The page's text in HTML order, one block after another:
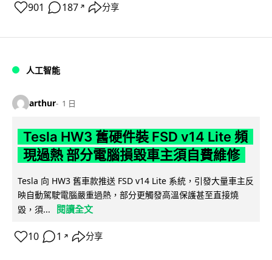
901 187 ↗ 分享
人工智能
arthur 1 日
Tesla HW3 舊硬件裝 FSD v14 Lite 頻
現過熱 部分電腦損毀車主須自費維修
Tesla 向 HW3 舊車款推送 FSD v14 Lite 系統，引發大量車主反
映自動駕駛電腦嚴重過熱，部分更觸發高溫保護甚至直接燒
毀，須...
閱讀全文
10 1 ↗ 分享